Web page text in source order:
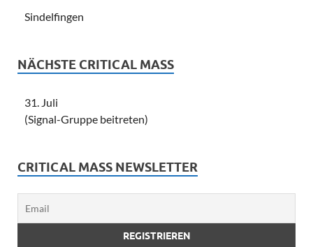
Sindelfingen
NÄCHSTE CRITICAL MASS
31. Juli
(Signal-Gruppe beitreten)
CRITICAL MASS NEWSLETTER